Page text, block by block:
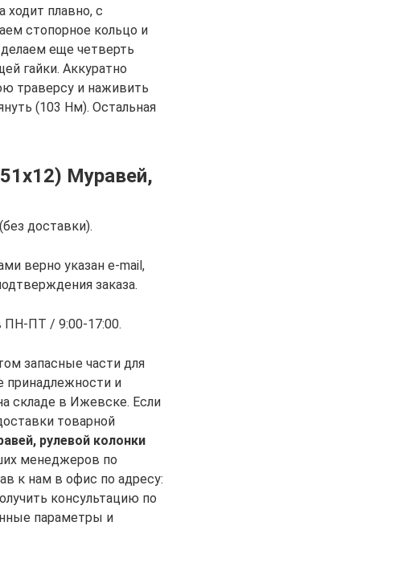
плавно, с
стопорное кольцо и
еще четверть
гайки. Аккуратно
траверсу и наживить
(103 Нм). Остальная
Муравей,
доставки).
верно указан e-mail,
заказа.
ПН-ПТ / 9:00-17:00.
запасные части для
принадлежности и
складе в Ижевске. Если
товарной
рулевой колонки
менеджеров по
к нам в офис по адресу:
консультацию по
параметры и